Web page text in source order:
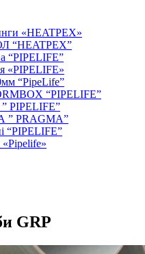
«HEATPEX»
“PIPELIFE”
«PIPELIFE»
“PipeLife”
“PIPELIFE”
PRAGMA”
“PIPELIFE”
«Pipelife»
GRP